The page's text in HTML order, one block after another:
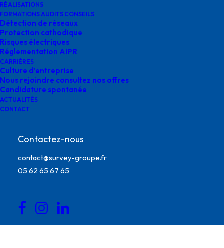
RÉALISATIONS
FORMATIONS AUDITS CONSEILS
Détection de réseaux
Protection cathodique
Risques électriques
Réglementation AIPR
CARRIÈRES
Culture d’entreprise
Nous rejoindre consultez nos offres
Candidature spontanée
ACTUALITÉS
CONTACT
Contactez-nous
contact@survey-groupe.fr
05 62 65 67 65